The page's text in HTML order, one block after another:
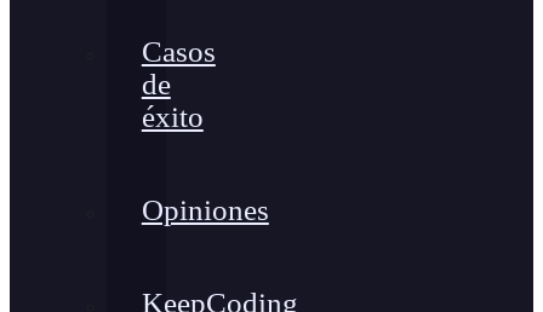
Casos
de
éxito
Opiniones
KeepCoding